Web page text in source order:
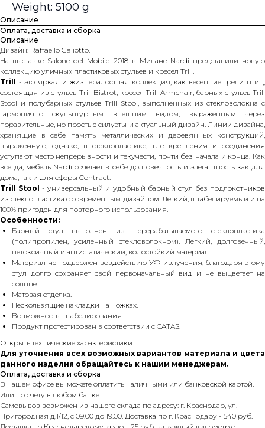
Weight: 5100 g
Описание
Оплата, доставка и сборка
Описание
Дизайн: Raffaello Galiotto.
На выставке Salone del Mobile 2018 в Милане Nardi представили новую
коллекцию уличных пластиковых стульев и кресел Trill.
Trill - это яркая и жизнерадостная коллекция, как весенние трели птиц,
состоящая из стульев Trill Bistrot, кресел Trill Armchair, барных стульев Trill
Stool и полубарных стульев Trill Stool, выполненных из стекловолокна с
гармонично скульптурным внешним видом, выраженным через
поразительные, но простые силуэты и актуальный дизайн. Линии дизайна,
хранящие в себе память металлических и деревянных конструкций,
выраженную, однако, в стеклопластике, где крепления и соединения
уступают место непрерывности и текучести, почти без начала и конца. Как
всегда, мебель Nardi сочетает в себе долговечность и элегантность как для
дома, так и для сферы Contract.
Trill Stool- универсальный и удобный барный стул без подлокотников
из стеклопластика с современным дизайном. Легкий, штабелируемый и на
100% пригоден для повторного использования.
Особенности:
Барный стул выполнен из перерабатываемого стеклопластика
(полипропилен, усиленный стекловолокном). Легкий, долговечный,
нетоксичный и антистатический, водостойкий материал.
Материал не подвержен воздействию УФ-излучения, благодаря этому
стул долго сохраняет свой первоначальный вид и не выцветает на
солнце.
Матовая отделка.
Нескользящие накладки на ножках.
Возможность штабелирования.
Продукт протестирован в соответствии с CATAS.
Открыть технические характеристики.
Для уточнения всех возможных вариантов материала и цвета
данного изделия обращайтесь к нашим менеджерам.
Оплата, доставка и сборка
В нашем офисе вы можете оплатить наличными или банковской картой.
Или по счёту в любом банке.
Самовывоз возможен из нашего склада по адресу: г. Краснодар, ул.
Пригородная д.1/12, с 09.00 до 19.00. Доставка по г. Краснодару - 540 руб.